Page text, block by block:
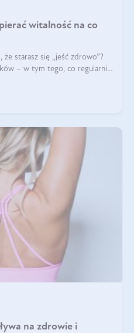
witalność na co
starasz się „jeść zdrowo”?
– w tym tego, co regularnie
na zdrowie i